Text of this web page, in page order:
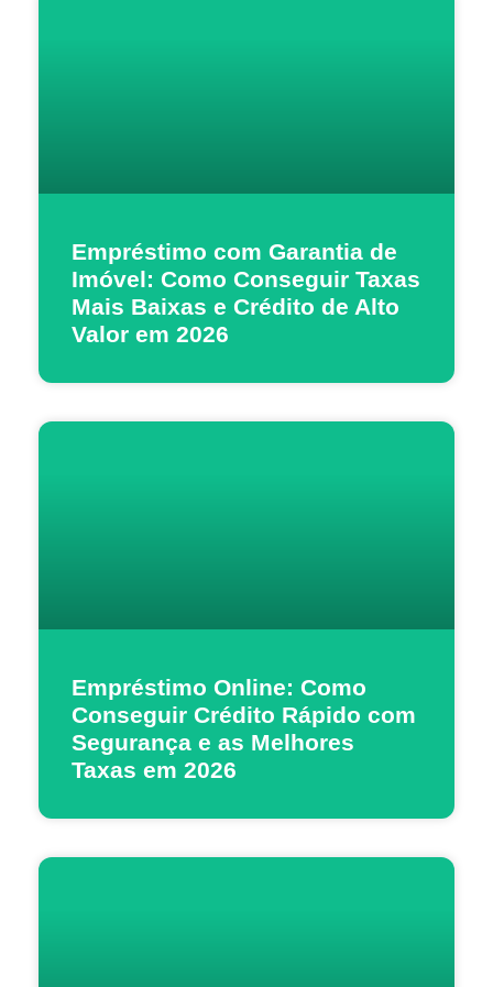
Empréstimo com Garantia de
Imóvel: Como Conseguir Taxas
Mais Baixas e Crédito de Alto
Valor em 2026
Empréstimo Online: Como
Conseguir Crédito Rápido com
Segurança e as Melhores
Taxas em 2026